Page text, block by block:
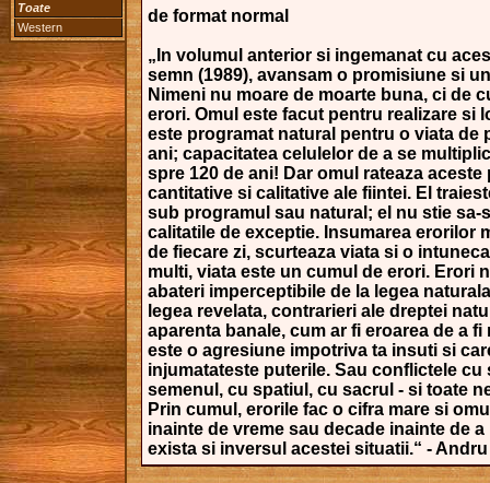
Toate
Western
de format normal
„In volumul anterior si ingemanat cu
semn (1989), avansam o promisiune si
Nimeni nu moare de moarte buna, ci de
erori. Omul este facut pentru realizare si
este programat natural pentru o viata de
ani; capacitatea celulelor de a se
spre 120 de ani! Dar omul rateaza aceste
cantitative si calitative ale fiintei. El
sub programul sau natural; el nu stie sa-
calitatile de exceptie. Insumarea erorilor
de fiecare zi, scurteaza viata si o
multi, viata este un cumul de erori. Erori
abateri imperceptibile de la legea
legea revelata, contrarieri ale dreptei
aparenta banale, cum ar fi eroarea de a fi
este o agresiune impotriva ta insuti si
injumatateste puterile. Sau conflictele cu
semenul, cu spatiul, cu sacrul - si toate
Prin cumul, erorile fac o cifra mare si
inainte de vreme sau decade inainte de a
exista si inversul acestei situatii.“ - Andru